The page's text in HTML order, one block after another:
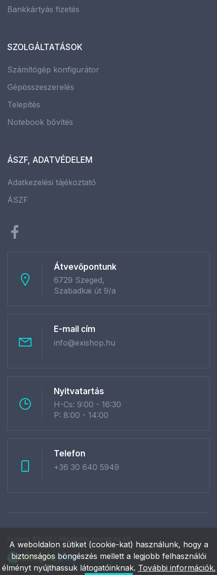
Bankkártyás fizetés
SZOLGÁLTATÁSOK
Számítógép konfigurátor
Gépösszeszerelés
Telepítés
Notebook bővítés
ÁSZF, ADATVÉDELEM
Adatkezelési tájékoztató
ÁSZF
Átvevőpontunk
6729 Szeged,
Szabadkai út 9/a
E-mail cím
info@exishop.hu
Nyitvatartás
H-Cs: 9:00 - 16:30
P: 8:00 - 14:00
Telefon
+36 30 640 5949
A weboldalon sütiket (cookie-kat) használunk, hogy a
biztonságos böngészés mellett a legjobb felhasználói
élményt nyújthassuk látogatóinknak. További információk.